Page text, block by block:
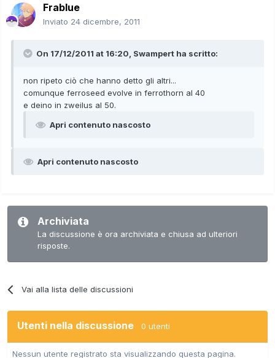
Frablue
Inviato 24 dicembre, 2011
On 17/12/2011 at 16:20, Swampert ha scritto:
non ripeto ciò che hanno detto gli altri...
comunque ferroseed evolve in ferrothorn al 40
e deino in zweilus al 50.
Apri contenuto nascosto
Apri contenuto nascosto
Archiviata
La discussione è ora archiviata e chiusa ad ulteriori
risposte.
Vai alla lista delle discussioni
Utenti nella discussione 0 utenti
Nessun utente registrato sta visualizzando questa pagina.